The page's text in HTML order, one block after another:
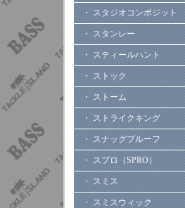
・ スタジオコンポジット
・ スタンレー
・ スティールハント
・ ストック
・ ストーム
・ ストライクキング
・ スナッグプルーフ
・ スプロ（SPRO）
・ スミス
・ スミスウィック